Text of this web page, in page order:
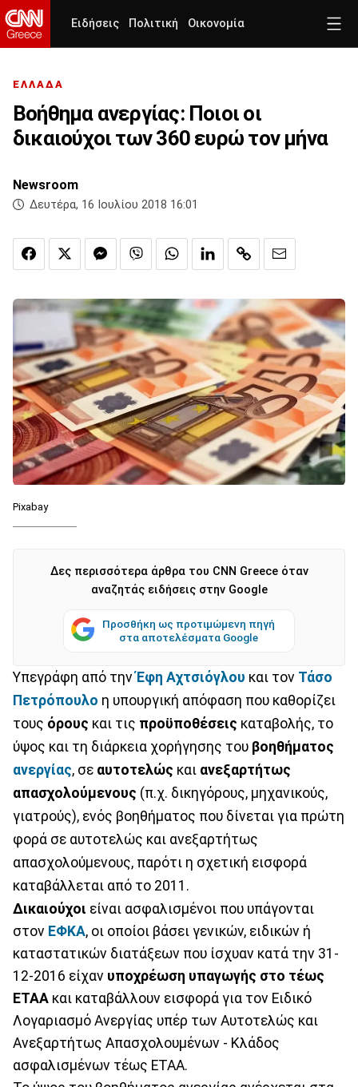
Ειδήσεις Πολιτική Οικονομία
ΕΛΛΑΔΑ
Βοήθημα ανεργίας: Ποιοι οι
δικαιούχοι των 360 ευρώ τον μήνα
Newsroom
Δευτέρα, 16 Ιουλίου 2018 16:01
Pixabay
Δες περισσότερα άρθρα του CNN Greece όταν
αναζητάς ειδήσεις στην Google
Προσθήκη ως προτιμώμενη πηγή
στα αποτελέσματα Google
Υπεγράφη από τηνΈφη Αχτσιόγλου και τον Τάσο
Πετρόπουλο η υπουργική απόφαση που καθορίζει
τους όρους και τις προϋποθέσεις καταβολής, το
ύψος και τη διάρκεια χορήγησης του βοηθήματος
ανεργίας, σε αυτοτελώς και ανεξαρτήτως
απασχολούμενους (π.χ. δικηγόρους, μηχανικούς,
γιατρούς), ενός βοηθήματος που δίνεται για πρώτη
φορά σε αυτοτελώς και ανεξαρτήτως
απασχολούμενους, παρότι η σχετική εισφορά
καταβάλλεται από το 2011.
Δικαιούχοι είναι ασφαλισμένοι που υπάγονται
στον ΕΦΚΑ, οι οποίοι βάσει γενικών, ειδικών ή
καταστατικών διατάξεων που ίσχυαν κατά την 31-
12-2016 είχαν υποχρέωση υπαγωγής στο τέως
ΕΤΑΑ και καταβάλλουν εισφορά για τον Ειδικό
Λογαριασμό Ανεργίας υπέρ των Αυτοτελώς και
Ανεξαρτήτως Απασχολουμένων - Κλάδος
ασφαλισμένων τέως ΕΤΑΑ.